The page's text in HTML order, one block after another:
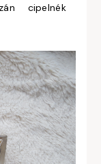
cipelnék